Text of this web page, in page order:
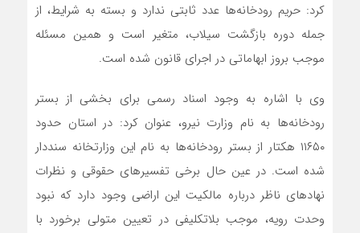
کرد: حریم رودخانه‌ها عدد ثابتی ندارد و بسته به شرایط، از
جمله دوره بازگشت سیلاب، متغیر است و همین مسئله
موجب بروز ابهاماتی در اجرای قانون شده است.
وی با اشاره به وجود اسناد رسمی برای بخشی از بستر
رودخانه‌ها به نام وزارت نیرو، عنوان کرد: در استان حدود
۱۱۶۵۰ هکتار از بستر رودخانه‌ها به نام این وزارتخانه سنددار
شده است. در عین حال برخی تفسیرهای حقوقی و نظرات
نهادهای ناظر درباره مالکیت این اراضی وجود دارد که نبود
وحدت رویه، موجب بلاتکلیفی در تعیین متولی برخورد با